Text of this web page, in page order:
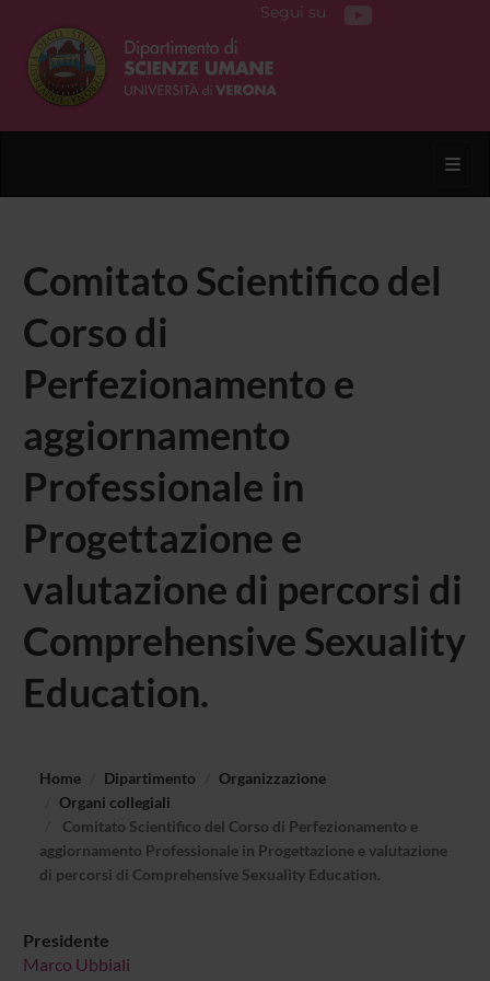
Segui su
Comitato Scientifico del
Corso di
Perfezionamento e
aggiornamento
Professionale in
Progettazione e
valutazione di percorsi di
Comprehensive Sexuality
Education.
Home Dipartimento
Organizzazione
Organi collegiali
Comitato Scientifico del Corso di Perfezionamento e
aggiornamento Professionale in Progettazione e valutazione
di percorsi di Comprehensive Sexuality Education.
Presidente
Marco Ubbiali